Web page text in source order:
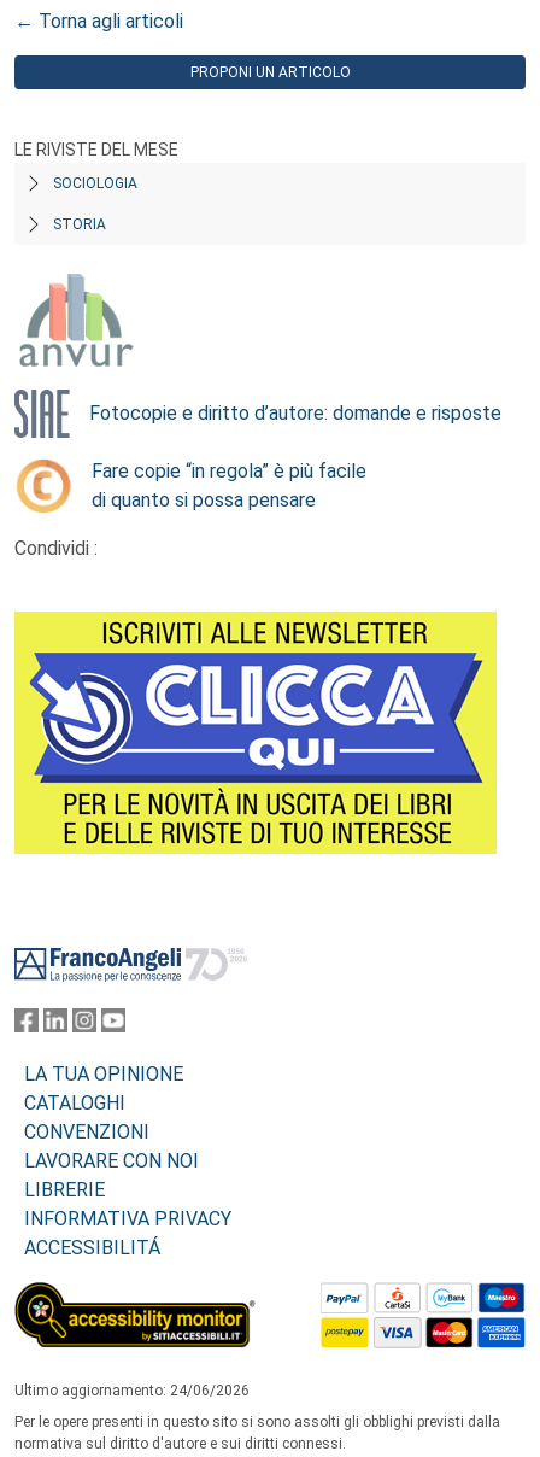
← Torna agli articoli
PROPONI UN ARTICOLO
LE RIVISTE DEL MESE
SOCIOLOGIA
STORIA
Fotocopie e diritto d’autore: domande e risposte
Fare copie “in regola” è più facile
di quanto si possa pensare
Condividi :
LA TUA OPINIONE
CATALOGHI
CONVENZIONI
LAVORARE CON NOI
LIBRERIE
INFORMATIVA PRIVACY
ACCESSIBILITÁ
Ultimo aggiornamento: 24/06/2026
Per le opere presenti in questo sito si sono assolti gli obblighi previsti dalla
normativa sul diritto d'autore e sui diritti connessi.